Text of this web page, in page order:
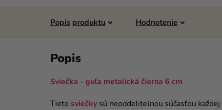
Popis Hodnotenie
Sviečka - guľa metalická čierna 6 cm
Tieto sviečky sú neoddeliteľnou súčasťou každej